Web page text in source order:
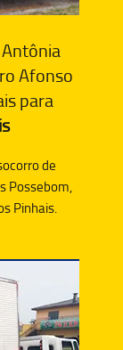
Afonso
para
de
Possebom,
Pinhais.